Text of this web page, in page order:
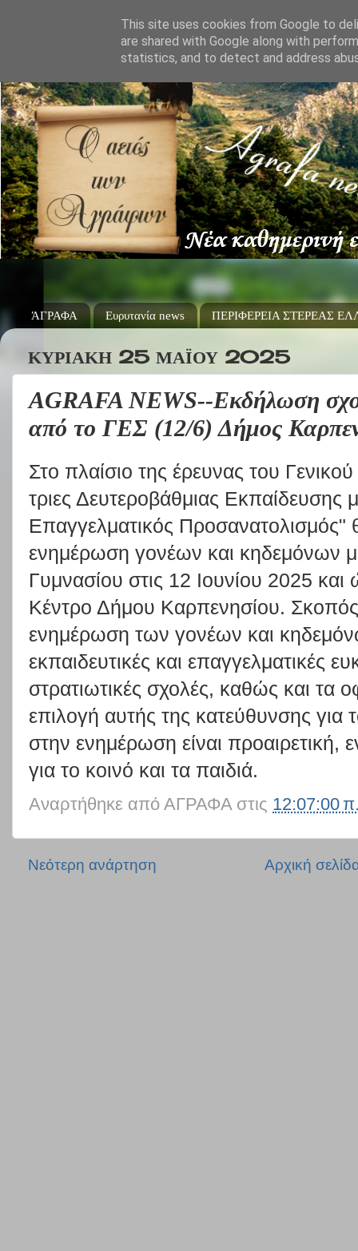
ΆΓΡΑΦΑ Ευρυτανία news ΠΕΡΙΦΕΡΕΙΑ ΣΤΕΡΕΑΣ
ΚΥΡΙΑΚΉ 25 ΜΑΪ́ΟΥ 2025
AGRAFA NEWS--Εκδήλωση
από το ΓΕΣ (12/6) Δήμος
Στο πλαίσιο της έρευνας του
τριες Δευτεροβάθμιας Εκπαίδευσης
Επαγγελματικός Προσανατολισμός"
ενημέρωση γονέων και κηδεμόνων
Γυμνασίου στις 12 Ιουνίου 2025
Κέντρο Δήμου Καρπενησίου. Σκοπός
ενημέρωση των γονέων και
εκπαιδευτικές και επαγγελματικές
στρατιωτικές σχολές, καθώς και
επιλογή αυτής της κατεύθυνσης
στην ενημέρωση είναι προαιρετική,
για το κοινό και τα παιδιά.
Αναρτήθηκε από ΑΓΡΑΦΑ στις 12:07:00
Νεότερη ανάρτηση Αρχική
This site uses cookies from Google to
are shared with Google along with
statistics, and to detect and address